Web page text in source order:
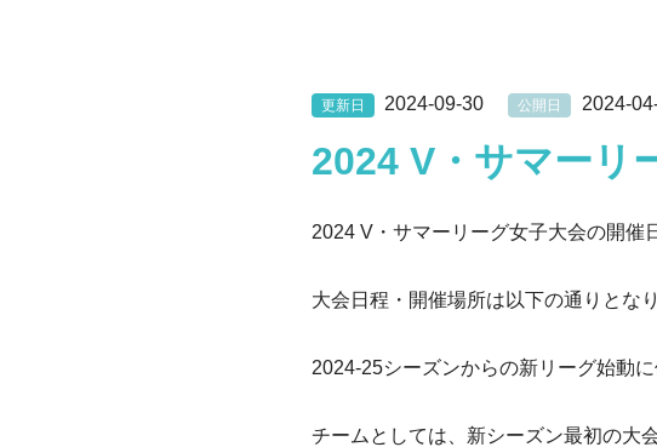
更新日 2024-09-30 公開日 2024-
2024 V・サマーリ
2024 V・サマーリーグ女子大会の開催
大会日程・開催場所は以下の通りとなり
2024-25シーズンからの新リーグ始動
チームとしては、新シーズン最初の大